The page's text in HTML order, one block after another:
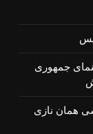
جمهوری
همان نازی